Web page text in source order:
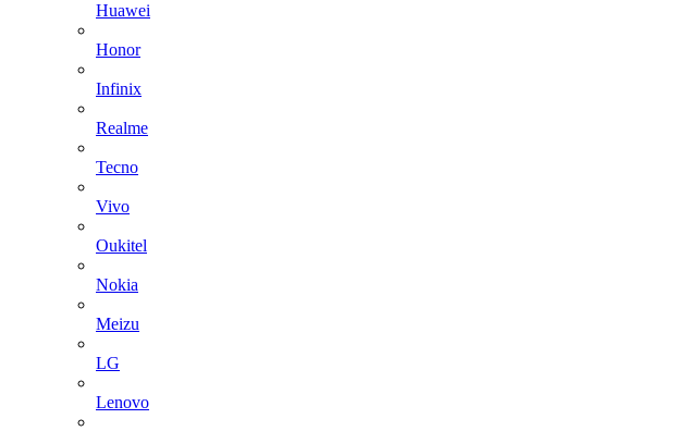
Huawei
Honor
Infinix
Realme
Tecno
Vivo
Oukitel
Nokia
Meizu
LG
Lenovo